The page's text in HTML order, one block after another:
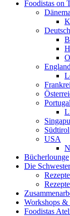
Foodistas on
England
Portugal
Südtirol
USA
Bücherlounge
Die
Workshops &
Foodistas